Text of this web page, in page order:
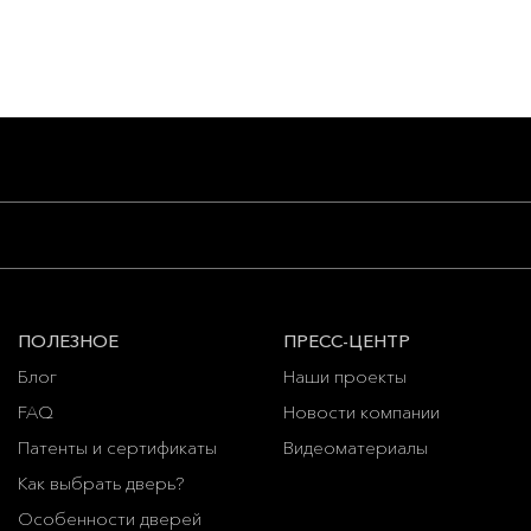
ПОЛЕЗНОЕ
Блог
FAQ
Патенты и сертификаты
Как выбрать дверь?
Особенности дверей
ПРЕСС-ЦЕНТР
Наши проекты
Новости компании
Видеоматериалы